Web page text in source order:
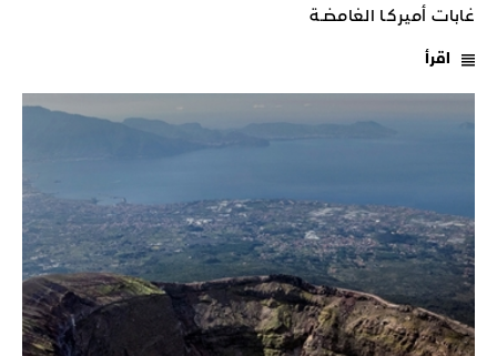
غابات أميركـا الغامضـة
اقرأ